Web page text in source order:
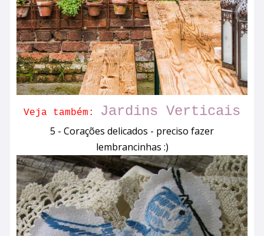
Veja também: Jardins Verticais
5 - Corações delicados - preciso fazer
lembrancinhas :)